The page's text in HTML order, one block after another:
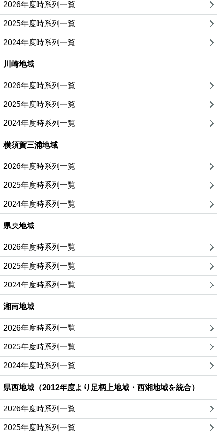
2026年度時系列一覧
2025年度時系列一覧
2024年度時系列一覧
川崎地域
2026年度時系列一覧
2025年度時系列一覧
2024年度時系列一覧
横須賀三浦地域
2026年度時系列一覧
2025年度時系列一覧
2024年度時系列一覧
県央地域
2026年度時系列一覧
2025年度時系列一覧
2024年度時系列一覧
湘南地域
2026年度時系列一覧
2025年度時系列一覧
2024年度時系列一覧
県西地域（2012年度より足柄上地域・西湘地域を統合）
2026年度時系列一覧
2025年度時系列一覧